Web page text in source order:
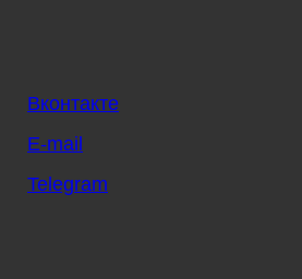
Вконтакте
E-mail
Telegram